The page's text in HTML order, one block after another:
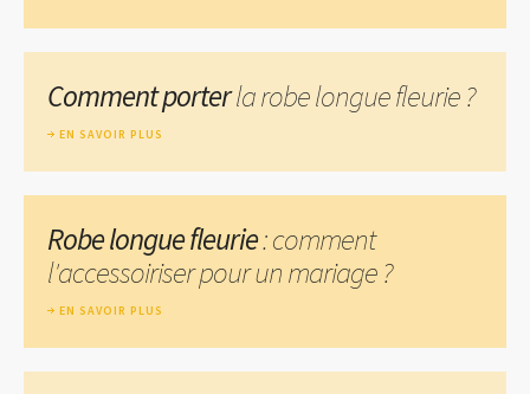
Comment porterla robe longue fleurie ?
EN SAVOIR PLUS
Robe longue fleurie: comment
l'accessoiriser pour un mariage ?
EN SAVOIR PLUS